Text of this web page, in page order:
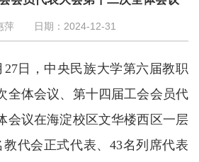
萍 日期：2024-12-31
27日，中央民族大学第六届教职
全体会议、第十四届工会会员代
会议在海淀校区文华楼西区一层
代会正式代表、43名列席代表